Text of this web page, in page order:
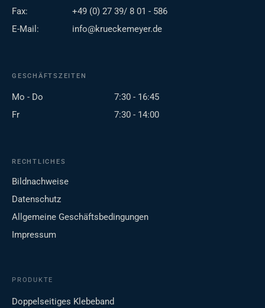
Fax:
+49 (0) 27 39/ 8 01 - 586
E-Mail:
info@krueckemeyer.de
GESCHÄFTSZEITEN
Mo - Do
7:30 - 16:45
Fr
7:30 - 14:00
RECHTLICHES
Bildnachweise
Datenschutz
Allgemeine Geschäftsbedingungen
Impressum
PRODUKTE
Doppelseitiges Klebeband